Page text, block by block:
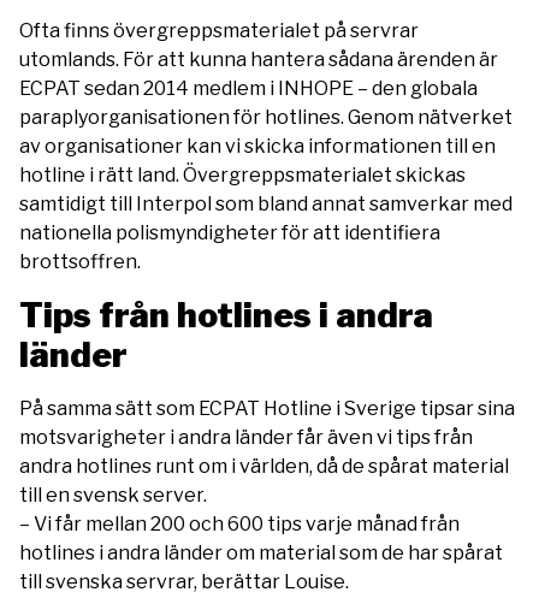
Ofta finns övergreppsmaterialet på servrar
utomlands. För att kunna hantera sådana ärenden är
ECPAT sedan 2014 medlem i INHOPE – den globala
paraplyorganisationen för hotlines. Genom nätverket
av organisationer kan vi skicka informationen till en
hotline i rätt land. Övergreppsmaterialet skickas
samtidigt till Interpol som bland annat samverkar med
nationella polismyndigheter för att identifiera
brottsoffren.
Tips från hotlines i andra
länder
På samma sätt som ECPAT Hotline i Sverige tipsar sina
motsvarigheter i andra länder får även vi tips från
andra hotlines runt om i världen, då de spårat material
till en svensk server.
– Vi får mellan 200 och 600 tips varje månad från
hotlines i andra länder om material som de har spårat
till svenska servrar, berättar Louise.